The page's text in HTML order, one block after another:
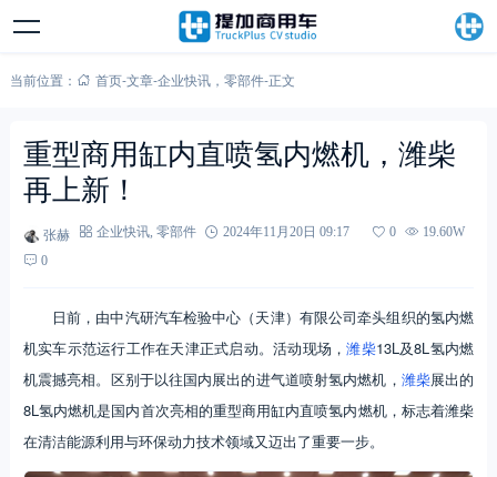
当前位置： 首页-文章-企业快讯， 零部件-正文
重型商用缸内直喷氢内燃机，潍柴
再上新！
张赫 企业快讯, 零部件 2024年11月20日 09:17 0
19.60W
0
日前，由中汽研汽车检验中心（天津）有限公司牵头组织的氢内燃
机实车示范运行工作在天津正式启动。活动现场，潍柴13L及8L氢内燃
机震撼亮相。区别于以往国内展出的进气道喷射氢内燃机， 潍柴展出的
8L氢内燃机是国内首次亮相的重型商用缸内直喷氢内燃机，标志着潍柴
在清洁能源利用与环保动力技术领域又迈出了重要一步。